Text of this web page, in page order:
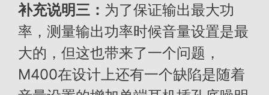
补充说明三： 为了保证输出最大功
率，测量输出功率时候音量设置是最
大的，但这也带来了一个问题，
M400在设计上还有一个缺陷是随着